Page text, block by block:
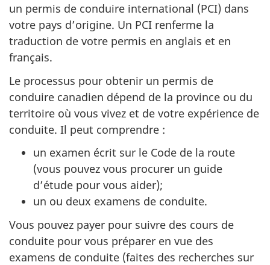
un permis de conduire international (PCI) dans
votre pays d’origine. Un PCI renferme la
traduction de votre permis en anglais et en
français.
Le processus pour obtenir un permis de
conduire canadien dépend de la province ou du
territoire où vous vivez et de votre expérience de
conduite. Il peut comprendre :
un examen écrit sur le Code de la route
(vous pouvez vous procurer un guide
d’étude pour vous aider);
un ou deux examens de conduite.
Vous pouvez payer pour suivre des cours de
conduite pour vous préparer en vue des
examens de conduite (faites des recherches sur